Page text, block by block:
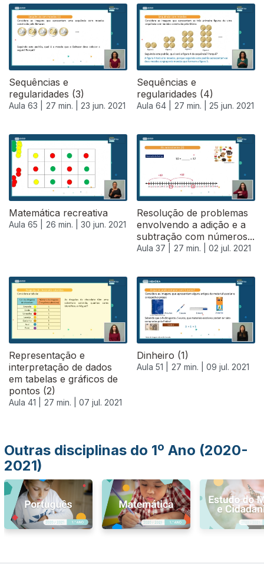
Sequências e
regularidades (3)
Aula 63 | 27 min. | 23 jun. 2021
Sequências e
regularidades (4)
Aula 64 | 27 min. | 25 jun. 2021
Matemática recreativa
Aula 65 | 26 min. | 30 jun. 2021
Resolução de problemas
envolvendo a adição e a
subtração com números...
Aula 37 | 27 min. | 02 jul. 2021
Representação e
interpretação de dados
em tabelas e gráficos de
pontos (2)
Aula 41 | 27 min. | 07 jul. 2021
Dinheiro (1)
Aula 51 | 27 min. | 09 jul. 2021
556889
Outras disciplinas do 1º Ano (2020-
2021)